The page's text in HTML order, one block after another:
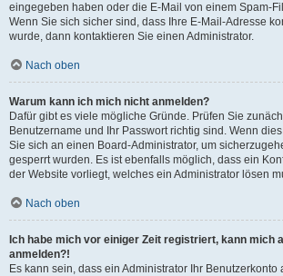
eingegeben haben oder die E-Mail von einem Spam-
Wenn Sie sich sicher sind, dass Ihre E-Mail-Adresse
wurde, dann kontaktieren Sie einen Administrator.
Nach oben
Warum kann ich mich nicht anmelden?
Dafür gibt es viele mögliche Gründe. Prüfen Sie
Benutzername und Ihr Passwort richtig sind. Wenn
Sie sich an einen Board-Administrator, um
gesperrt wurden. Es ist ebenfalls möglich, dass ein
der Website vorliegt, welches ein Administrator lösen
Nach oben
Ich habe mich vor einiger Zeit registriert, kann mich
anmelden?!
Es kann sein, dass ein Administrator Ihr Benutzerkonto